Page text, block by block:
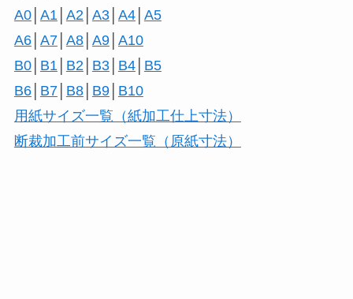
A0│ A1 A2 A3│ A4│ A5
A6│ A7│ A8│ A9│ A10
B0│ B1 B2 B3│ B4│ B5
B6│ B7│ B8│ B9│ B10
用紙サイズ一覧（紙加工仕上寸法）
断裁加工前サイズ一覧（原紙寸法）